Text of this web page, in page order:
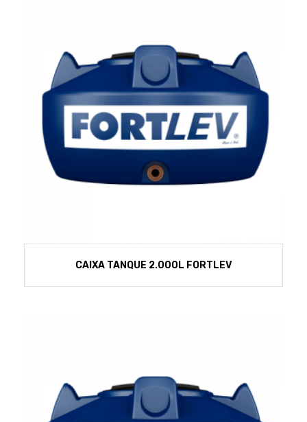
CAIXA TANQUE 2.000L FORTLEV